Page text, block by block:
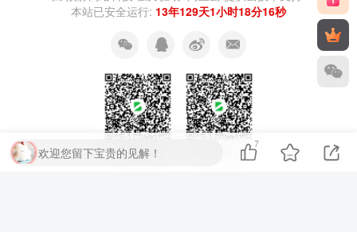
本站已安全运行: 13年129天1小时18分17秒
扫码加QQ群 扫码加微信
欢迎您留下宝贵的见解！
7